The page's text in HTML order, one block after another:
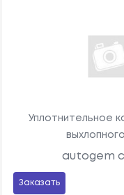
Уплотнительное
autogem
Заказать